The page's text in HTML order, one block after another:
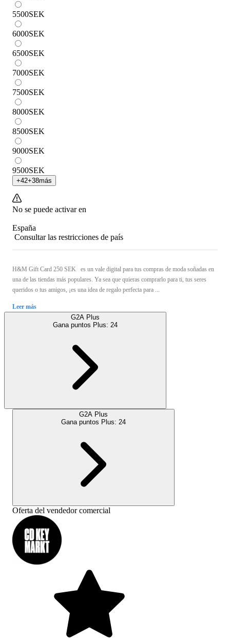
5500SEK
6000SEK
6500SEK
7000SEK
7500SEK
8000SEK
8500SEK
9000SEK
9500SEK
+42+38más
No se puede activar en
España
Consultar las restricciones de país
H&M Gift Card 250 SEK es un vale digital para tus compras de moda soñadas en
una de las tiendas más populares. Ya sea que quieras comprarlo para ti, tus seres
queridos o tus amigos, ¡es una idea de regalo perfecta para ...
Leer más
G2A Plus
Gana puntos Plus: 24
G2A Plus
Gana puntos Plus: 24
Oferta del vendedor comercial